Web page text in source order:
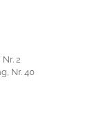
2
Nr. 40